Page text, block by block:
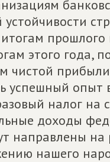
этого года,
чистой
опыт
налог на
доходы
направлены
нашего